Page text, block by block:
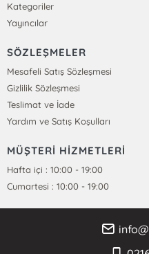
Kategoriler
Yayıncılar
SÖZLEŞMELER
Mesafeli Satış Sözleşmesi
Gizlilik Sözleşmesi
Teslimat ve İade
Yardım ve Satış Koşulları
MÜŞTERİ HİZMETLERİ
Hafta içi : 10:00 - 19:00
Cumartesi : 10:00 - 19:00